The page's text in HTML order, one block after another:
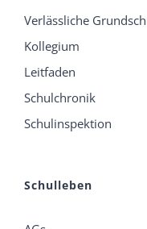
Verlässliche
Kollegium
Leitfaden
Schulchronik
Schulinspektion
Schulleben